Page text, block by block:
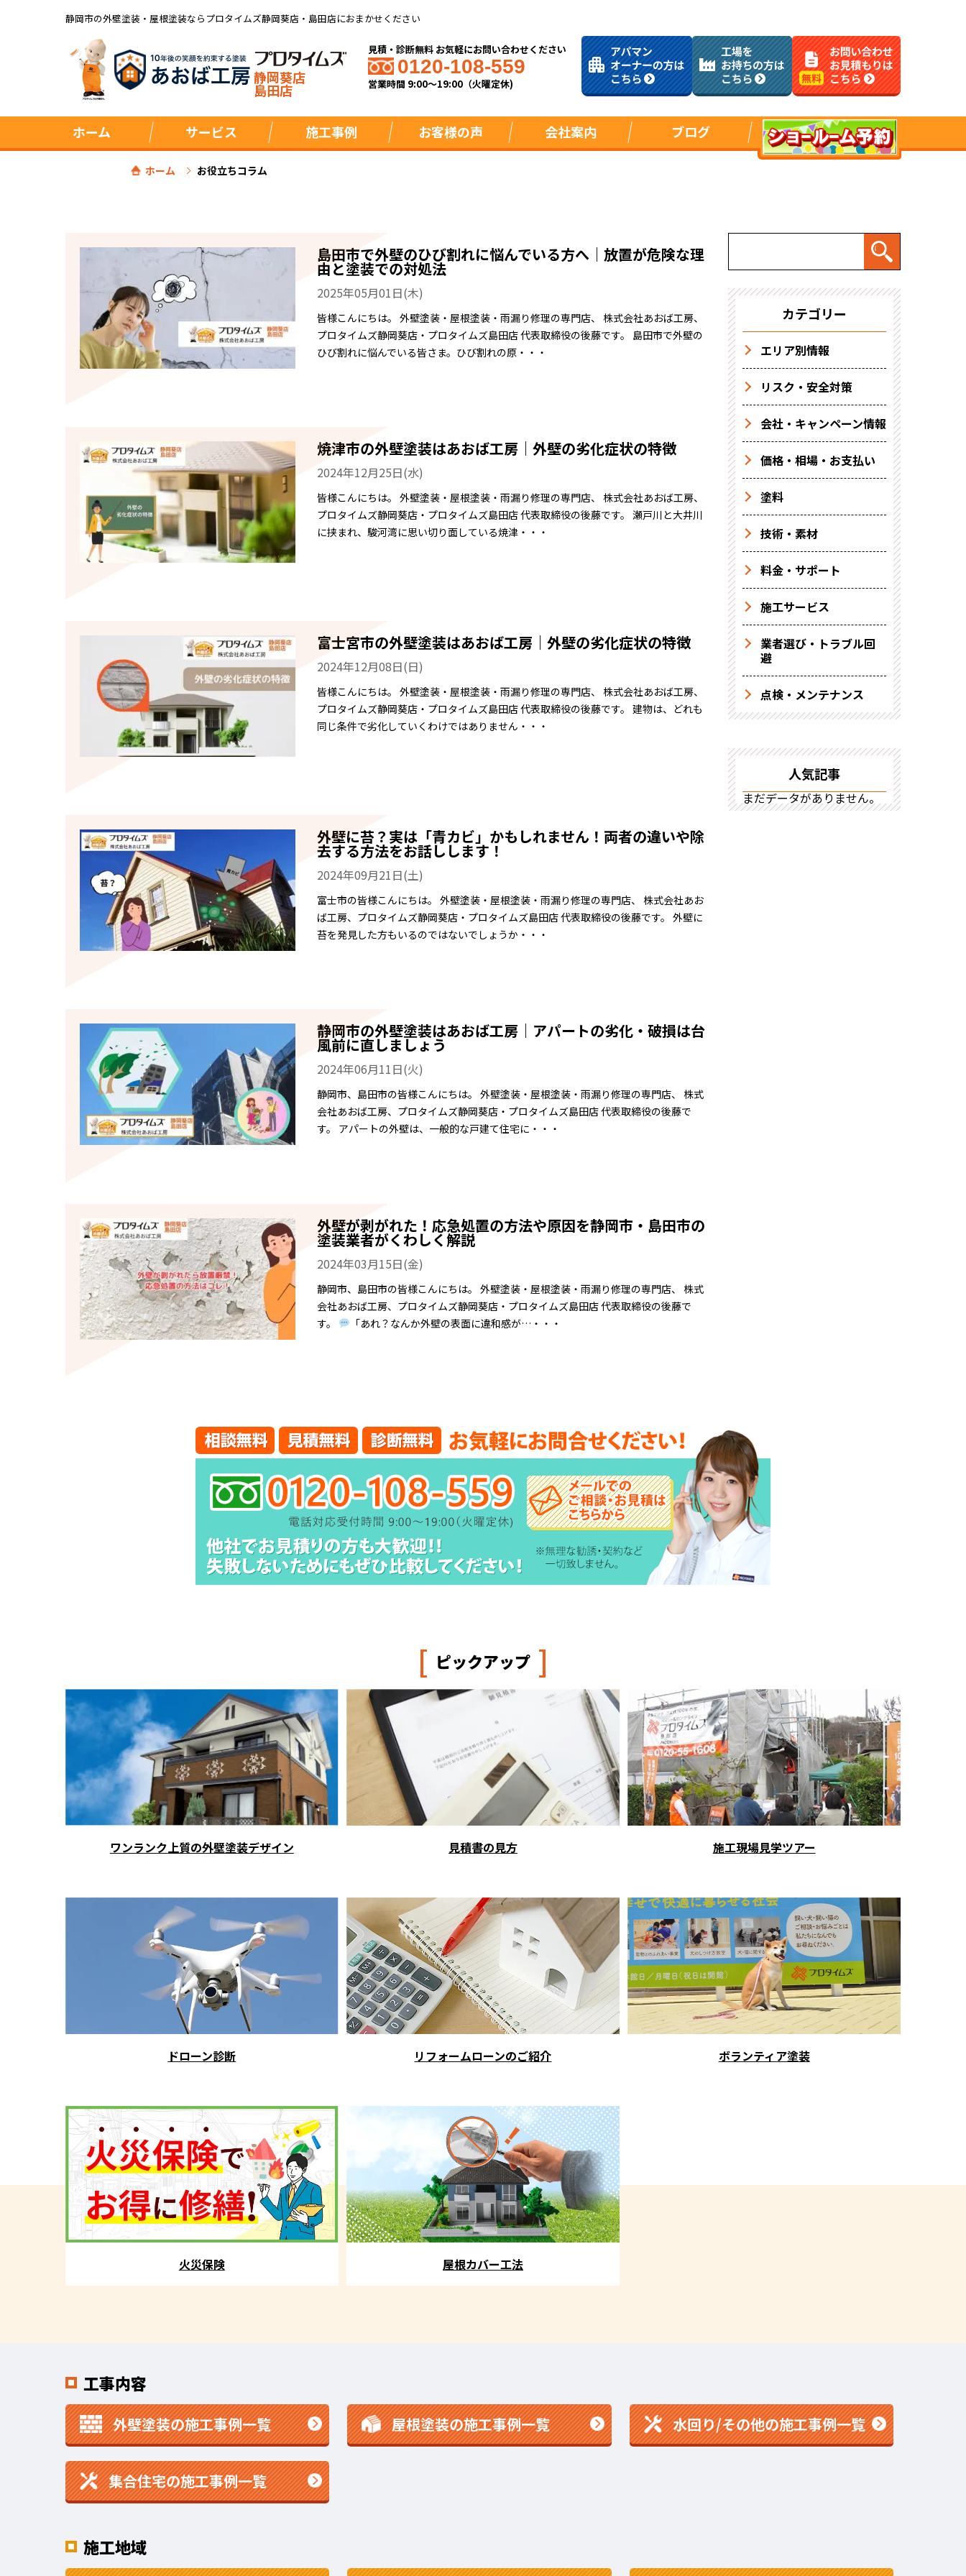
静岡市の外壁塗装・屋根塗装ならプロタイムズ静岡葵店・島田店におまかせください
静岡葵店
島田店
見積・診断無料 お気軽にお問い合わせください
0120-108-559
営業時間 9:00～19:00（火曜定休)
ホーム サービス 施工事例 お客様の声 会社案内 ブログ
ホーム お役立ちコラム
島田市で外壁のひび割れに悩んでいる方へ｜放置が危険な理
由と塗装での対処法
2025年05月01日(木)
皆様こんにちは。 外壁塗装・屋根塗装・雨漏り修理の専門店、 株式会社あおば工房、
プロタイムズ静岡葵店・プロタイムズ島田店 代表取締役の後藤です。 島田市で外壁の
ひび割れに悩んでいる皆さま。ひび割れの原・・・
焼津市の外壁塗装はあおば工房｜外壁の劣化症状の特徴
2024年12月25日(水)
皆様こんにちは。 外壁塗装・屋根塗装・雨漏り修理の専門店、 株式会社あおば工房、
プロタイムズ静岡葵店・プロタイムズ島田店 代表取締役の後藤です。 瀬戸川と大井川
に挟まれ、駿河湾に思い切り面している焼津・・・
富士宮市の外壁塗装はあおば工房｜外壁の劣化症状の特徴
2024年12月08日(日)
皆様こんにちは。 外壁塗装・屋根塗装・雨漏り修理の専門店、 株式会社あおば工房、
プロタイムズ静岡葵店・プロタイムズ島田店 代表取締役の後藤です。 建物は、どれも
同じ条件で劣化していくわけではありません・・・
外壁に苔？実は「青カビ」かもしれません！両者の違いや除
去する方法をお話しします！
2024年09月21日(土)
富士市の皆様こんにちは。 外壁塗装・屋根塗装・雨漏り修理の専門店、 株式会社あお
ば工房、プロタイムズ静岡葵店・プロタイムズ島田店 代表取締役の後藤です。 外壁に
苔を発見した方もいるのではないでしょうか・・・
静岡市の外壁塗装はあおば工房｜アパートの劣化・破損は台
風前に直しましょう
2024年06月11日(火)
静岡市、島田市の皆様こんにちは。 外壁塗装・屋根塗装・雨漏り修理の専門店、 株式
会社あおば工房、プロタイムズ静岡葵店・プロタイムズ島田店 代表取締役の後藤で
す。 アパートの外壁は、一般的な戸建て住宅に・・・
外壁が剥がれた！応急処置の方法や原因を静岡市・島田市の
塗装業者がくわしく解説
2024年03月15日(金)
静岡市、島田市の皆様こんにちは。 外壁塗装・屋根塗装・雨漏り修理の専門店、 株式
会社あおば工房、プロタイムズ静岡葵店・プロタイムズ島田店 代表取締役の後藤で
す。
「あれ？なんか外壁の表面に違和感が…・・・
カテゴリー
エリア別情報
リスク・安全対策
会社・キャンペーン情報
価格・相場・お支払い
塗料
技術・素材
料金・サポート
施工サービス
業者選び・トラブル回
避
点検・メンテナンス
人気記事
まだデータがありません。
[ ピックアップ ]
ワンランク上質の外壁塗装デザイン 見積書の見方 施工現場見学ツアー
ドローン診断 リフォームローンのご紹介 ボランティア塗装
火災保険 屋根カバー工法
工事内容
外壁塗装の施工事例一覧 屋根塗装の施工事例一覧 水回り/その他の施工事例一覧
集合住宅の施工事例一覧
施工地域